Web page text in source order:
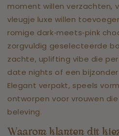
moment willen verzachten,
vleugje luxe willen
romige dark‑meets‑pink
zorgvuldig geselecteerde
zachte, uplifting vibe die
date nights of een
Elegant verpakt, speels
ontworpen voor vrouwen
beleving.
Waarom klanten dit